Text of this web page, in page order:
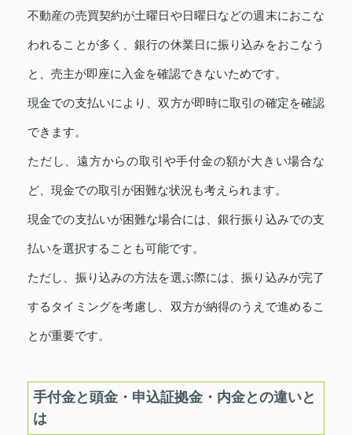
不動産の売買契約が土曜日や日曜日などの週末におこな
われることが多く、銀行の休業日に振り込みをおこなう
と、売主が即座に入金を確認できないためです。
現金での支払いにより、双方が即時に取引の確定を確認
できます。
ただし、遠方からの取引や手付金の額が大きい場合な
ど、現金での取引が困難な状況も考えられます。
現金での支払いが困難な場合には、銀行振り込みでの支
払いを選択することも可能です。
ただし、振り込みの方法を選ぶ際には、振り込みが完了
するタイミングを考慮し、双方が納得のうえで進めるこ
とが重要です。
手付金と頭金・申込証拠金・内金との違いと
は